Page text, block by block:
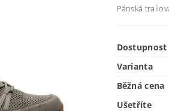
Pánská
Dostupnost
Varianta
Běžná cena
Ušetříte